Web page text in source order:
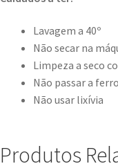
Lavagem a 40º
Não secar na
Limpeza a seco
Não passar a ferro
Não usar lixívia
Produtos